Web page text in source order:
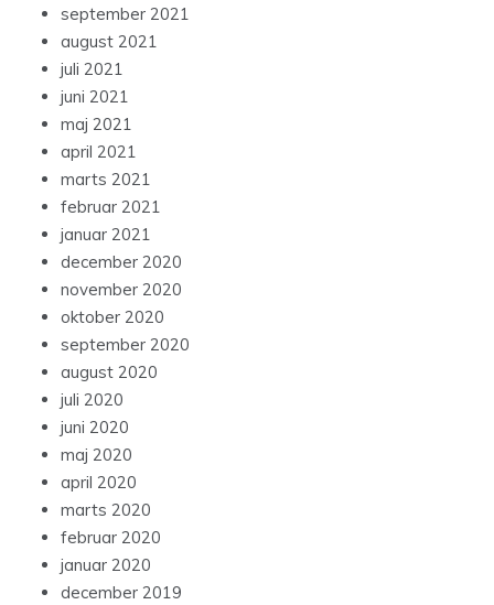
september 2021
august 2021
juli 2021
juni 2021
maj 2021
april 2021
marts 2021
februar 2021
januar 2021
december 2020
november 2020
oktober 2020
september 2020
august 2020
juli 2020
juni 2020
maj 2020
april 2020
marts 2020
februar 2020
januar 2020
december 2019